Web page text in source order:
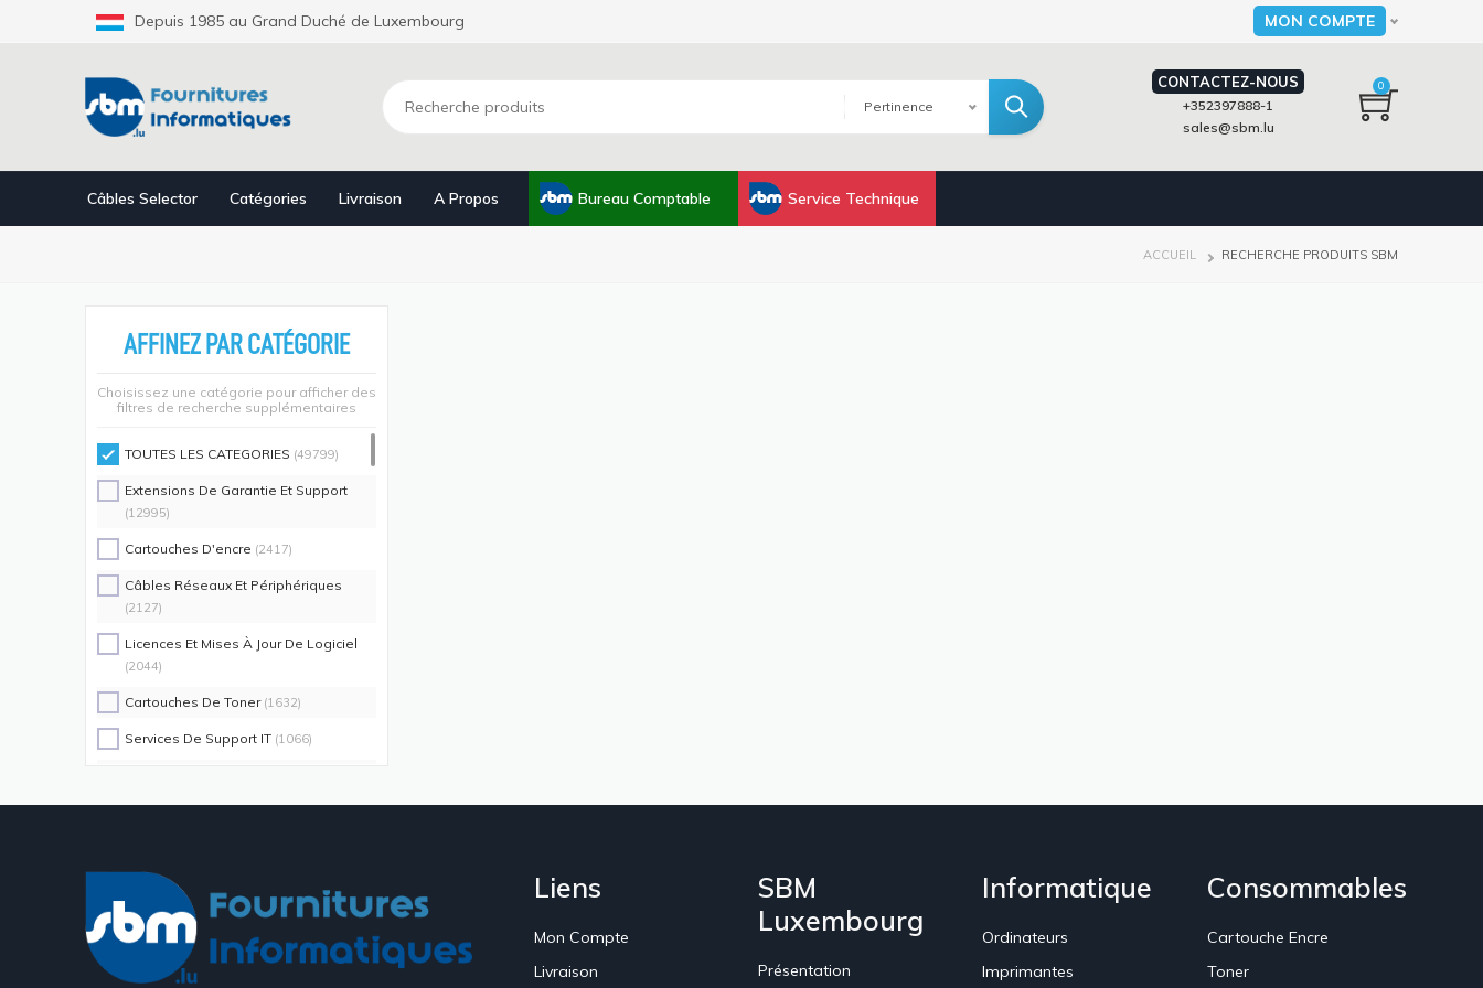
Depuis 1985 au Grand Duché de Luxembourg Select your language
MON COMPTE
Pertinence
CONTACTEZ-NOUS
+352397888-1
sales@sbm.lu
0
Câbles Selector Catégories Livraison A Propos Bureau Comptable Service Technique
FIL
ACCUEIL RECHERCHE PRODUITS SBM
AFFINEZ PAR CATÉGORIE
Choisissez une catégorie pour afficher des
filtres de recherche supplémentaires
TOUTES LES CATEGORIES (49799)
Extensions De Garantie Et Support
(12995)
Cartouches D'encre (2417)
Câbles Réseaux Et Périphériques
(2127)
Licences Et Mises À Jour De Logiciel
(2044)
Cartouches De Toner (1632)
Services De Support IT (1066)
Alimentations D'énergie Non
Interruptibles (719)
Accessoires De Racks
Unités De Distribution D'énergie (640)
Liens
Mon Compte
Livraison
SBM
Luxembourg
Présentation
Informatique
Ordinateurs
Imprimantes
Consommables
Cartouche Encre
Toner